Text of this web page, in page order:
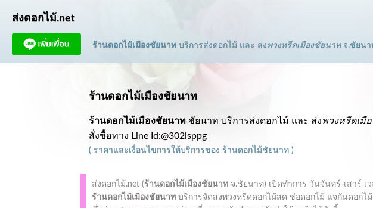
ส่งดอกไม้.net
ร้านดอกไม้เมืองชัยนาท บริการส่งดอกไม้ และ ส่ง พวงหรีดเมืองชัยนาทจ.ชัยนา
ร้านดอกไม้เมืองชัยนาท
ร้านดอกไม้เมืองชัยนาท ชัยนาท บริการส่งดอกไม้ และ ส่งพวงหรีดเมื
สั่งซื้อทาง Line Id:@302lsppg
( ราคาและเงื่อนไขการให้บริการของ ร้านดอกไม้ชัยนาท )
ส่งดอกไม้.net (ร้านดอกไม้เมืองชัยนาท จ.ชัยนาท) เปิดทำการ วันจันทร์-เสาร์ เ
ร้านดอกไม้เมืองชัยนาท บริการจัดส่งพวงหรีดดอกไม้สด ช่อดอกไม้ แจกันดอกไ